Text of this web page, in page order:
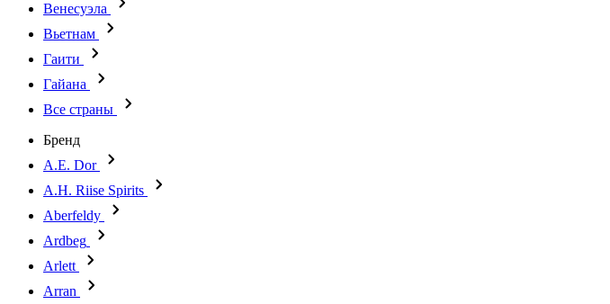
Венесуэла
Вьетнам
Гаити
Гайана
Все страны
Бренд
A.E. Dor
A.H. Riise Spirits
Aberfeldy
Ardbeg
Arlett
Arran